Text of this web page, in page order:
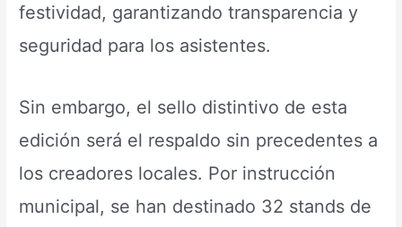
festividad, garantizando transparencia y
seguridad para los asistentes.
Sin embargo, el sello distintivo de esta
edición será el respaldo sin precedentes a
los creadores locales. Por instrucción
municipal, se han destinado 32 stands de